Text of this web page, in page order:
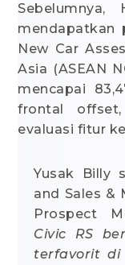
mendapatkan
New Car
Asia (ASEAN
mencapai
frontal
evaluasi fitur
Yusak Billy
and Sales &
Prospect
Civic RS
terfavorit di